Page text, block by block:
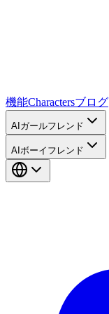
機能Charactersブログ
AIガールフレンド
AIボーイフレンド